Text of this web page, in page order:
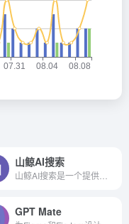
山鲸AI搜索
GPT Mate